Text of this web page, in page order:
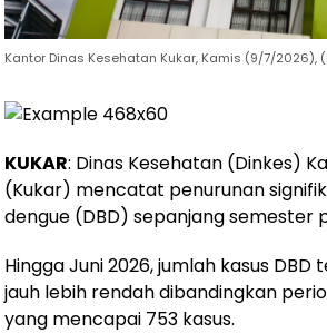
Kantor Dinas Kesehatan Kukar, Kamis (9/7/2026),
KUKAR: Dinas Kesehatan (Dinkes)
(Kukar) mencatat penurunan
dengue (DBD) sepanjang semester
Hingga Juni 2026, jumlah kasus
jauh lebih rendah dibandingkan
yang mencapai 753 kasus.